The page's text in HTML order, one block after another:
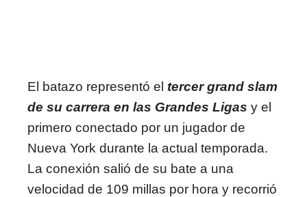
El batazo representó el tercer grand slam
de su carrera en las Grandes Ligas y el
primero conectado por un jugador de
Nueva York durante la actual temporada.
La conexión salió de su bate a una
velocidad de 109 millas por hora y recorrió